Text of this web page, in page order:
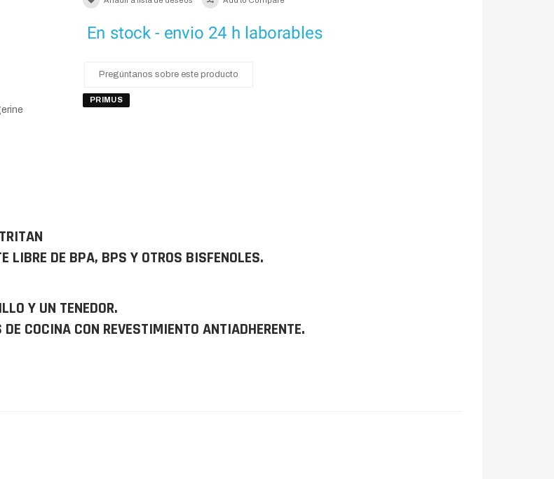
Pregúntanos sobre este producto
PRIMUS
LIBRE DE BPA, BPS Y OTROS BISFENOLES.
Y UN TENEDOR.
COCINA CON REVESTIMIENTO ANTIADHERENTE.